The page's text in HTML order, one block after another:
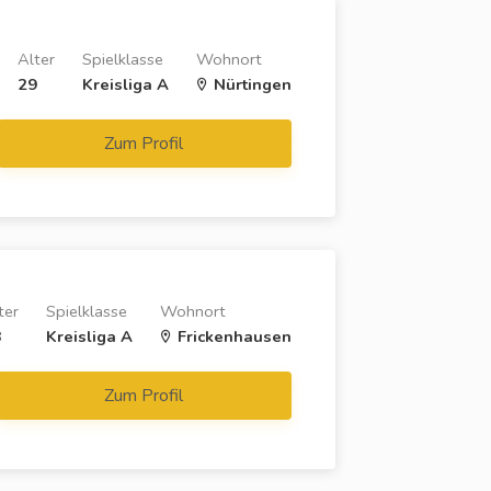
Wohnort
Nürtingen
Spielklasse
Kreisliga A
Alter
29
Zum Profil
Wohnort
Frickenhausen
Spielklasse
Kreisliga A
Zum Profil